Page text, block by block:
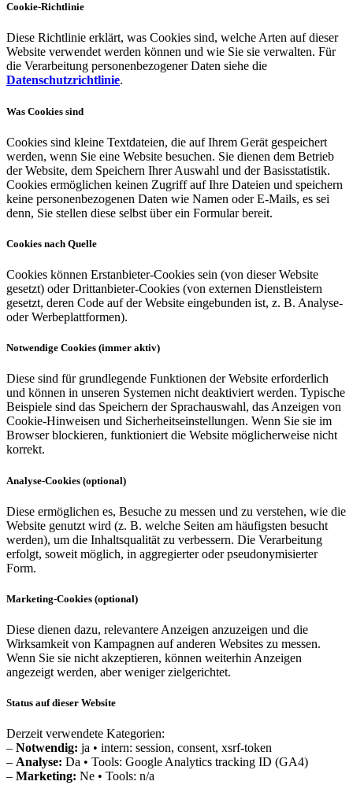
Cookie-Richtlinie
Diese Richtlinie erklärt, was Cookies sind, welche Arten auf dieser
Website verwendet werden können und wie Sie sie verwalten. Für
die Verarbeitung personenbezogener Daten siehe die
Datenschutzrichtlinie.
Was Cookies sind
Cookies sind kleine Textdateien, die auf Ihrem Gerät gespeichert
werden, wenn Sie eine Website besuchen. Sie dienen dem Betrieb
der Website, dem Speichern Ihrer Auswahl und der Basisstatistik.
Cookies ermöglichen keinen Zugriff auf Ihre Dateien und speichern
keine personenbezogenen Daten wie Namen oder E-Mails, es sei
denn, Sie stellen diese selbst über ein Formular bereit.
Cookies nach Quelle
Cookies können Erstanbieter-Cookies sein (von dieser Website
gesetzt) oder Drittanbieter-Cookies (von externen Dienstleistern
gesetzt, deren Code auf der Website eingebunden ist, z. B. Analyse-
oder Werbeplattformen).
Notwendige Cookies (immer aktiv)
Diese sind für grundlegende Funktionen der Website erforderlich
und können in unseren Systemen nicht deaktiviert werden. Typische
Beispiele sind das Speichern der Sprachauswahl, das Anzeigen von
Cookie-Hinweisen und Sicherheitseinstellungen. Wenn Sie sie im
Browser blockieren, funktioniert die Website möglicherweise nicht
korrekt.
Analyse-Cookies (optional)
Diese ermöglichen es, Besuche zu messen und zu verstehen, wie die
Website genutzt wird (z. B. welche Seiten am häufigsten besucht
werden), um die Inhaltsqualität zu verbessern. Die Verarbeitung
erfolgt, soweit möglich, in aggregierter oder pseudonymisierter
Form.
Marketing-Cookies (optional)
Diese dienen dazu, relevantere Anzeigen anzuzeigen und die
Wirksamkeit von Kampagnen auf anderen Websites zu messen.
Wenn Sie sie nicht akzeptieren, können weiterhin Anzeigen
angezeigt werden, aber weniger zielgerichtet.
Status auf dieser Website
Derzeit verwendete Kategorien:
– Notwendig: ja • intern: session, consent, xsrf-token
– Analyse: Da • Tools: Google Analytics tracking ID (GA4)
– Marketing: Ne • Tools: n/a